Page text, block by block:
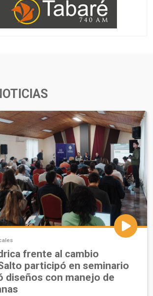
frente al cambio
participó en seminario
diseños con manejo de